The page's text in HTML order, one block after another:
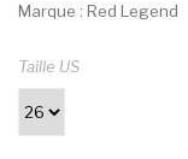
Marque : Red Legend
Taille US